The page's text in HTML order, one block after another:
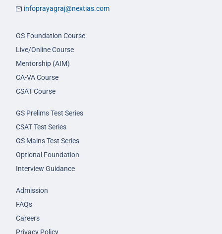
infoprayagraj@nextias.com
GS Foundation Course
Live/Online Course
Mentorship (AIM)
CA-VA Course
CSAT Course
GS Prelims Test Series
CSAT Test Series
GS Mains Test Series
Optional Foundation
Interview Guidance
Admission
FAQs
Careers
Privacy Policy